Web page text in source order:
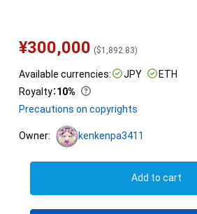
¥300,000 ($1,892.83)
Available currencies: JPY
ETH
Royalty：10%
Precautions on copyrights
Owner: kenkenpa3411
Add to cart